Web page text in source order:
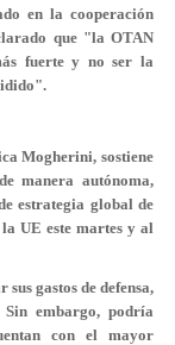
en la cooperación
que "la OTAN
fuerte y no ser la
Mogherini, sostiene
manera autónoma,
estrategia global de
UE este martes y al
gastos de defensa,
embargo, podría
con el mayor